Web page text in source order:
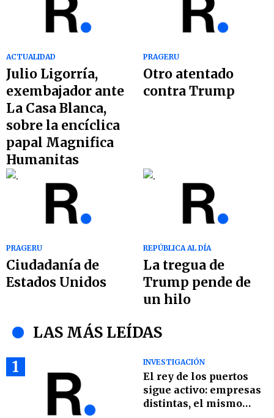
ACTUALIDAD
Julio Ligorría,
exembajador ante
La Casa Blanca,
sobre la encíclica
papal Magnifica
Humanitas
PRAGERU
Otro atentado
contra Trump
PRAGERU
Ciudadanía de
Estados Unidos
REPÚBLICA AL DÍA
La tregua de
Trump pende de
un hilo
LAS MÁS LEÍDAS
1
INVESTIGACIÓN
El rey de los puertos
sigue activo: empresas
distintas, el mismo